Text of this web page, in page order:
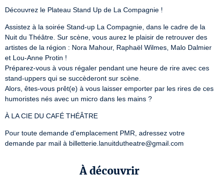
Découvrez le Plateau Stand Up de La Compagnie !
Assistez à la soirée Stand-up La Compagnie, dans le cadre de la
Nuit du Théâtre. Sur scène, vous aurez le plaisir de retrouver des
artistes de la région : Nora Mahour, Raphaël Wilmes, Malo Dalmier
et Lou-Anne Protin !
Préparez-vous à vous régaler pendant une heure de rire avec ces
stand-uppers qui se succèderont sur scène.
Alors, êtes-vous prêt(e) à vous laisser emporter par les rires de ces
humoristes nés avec un micro dans les mains ?
À LA CIE DU CAFÉ THÉÂTRE
Pour toute demande d'emplacement PMR, adressez votre
demande par mail à billetterie.lanuitdutheatre@gmail.com
À découvrir